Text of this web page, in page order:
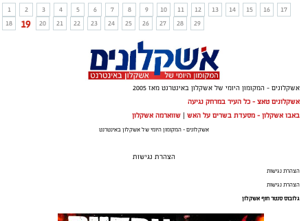
1
2 3 4 5 6 7 8 9 10 11 12 13 14 15 16
17
18
19 20 21 22 23 24 25 26 27 28 29
אשקלונים - המקומון היומי של אשקלון באינטרנט מאז 2005
אשקלונים טאצ - כל העיר במרחק נגיעה
באבו אשקלון - מסעדת בשרים על האש | שווארמה אשקלון
אשקלונים - המקומון היומי של אשקלון באינטרנט
הצהרת נגישות
הצהרת נגישות
הצהרת נגישות
גלובוס סנטר חוף אשקלון